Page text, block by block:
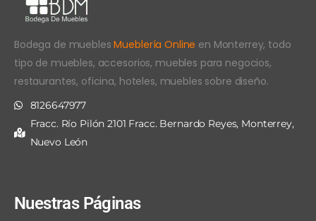
Bodega de mueblesMueblería Online en Monterrey, todo
tipo de muebles, accesorios, muebles para negocios,
restaurantes, oficina, hoteles, muebles sobre diseño.
8126647977
Fracc. Río Pilón 2101 Fracc. Bernardo Reyes, Monterrey,
Nuevo León
Nuestras Páginas